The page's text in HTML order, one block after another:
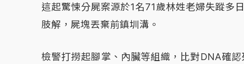
這起驚悚分屍案源於1名71歲林姓老婦失蹤多
肢解，屍塊丟棄前鎮圳溝。
檢警打撈起腳掌、內臟等組織，比對DNA確